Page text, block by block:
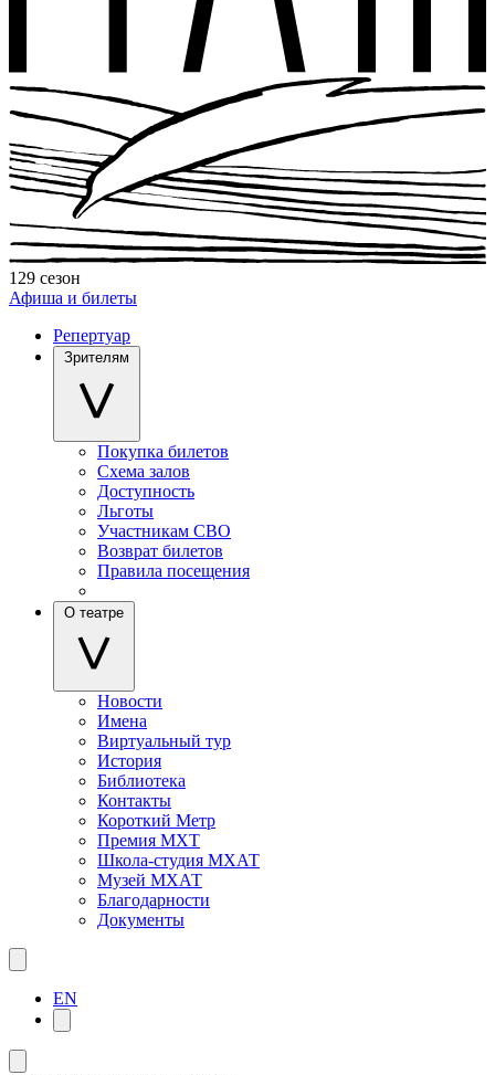
129 сезон
Афиша и билеты
Репертуар
Зрителям
Покупка билетов
Схема залов
Доступность
Льготы
Участникам СВО
Возврат билетов
Правила посещения
О театре
Новости
Имена
Виртуальный тур
История
Библиотека
Контакты
Короткий Метр
Премия МХТ
Школа-студия МХАТ
Музей МХАТ
Благодарности
Документы
EN